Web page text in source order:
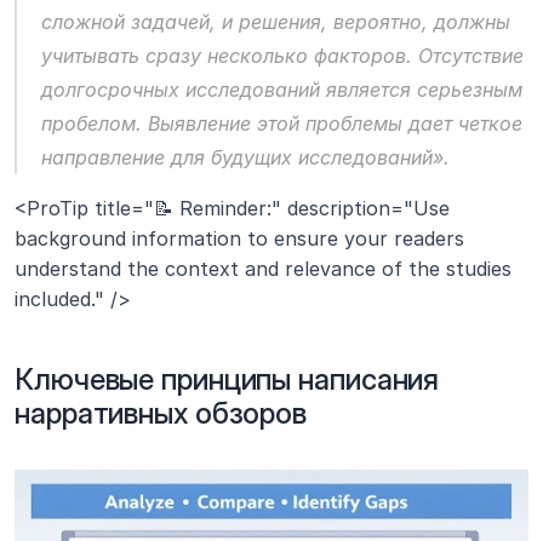
сложной задачей, и решения, вероятно, должны
учитывать сразу несколько факторов. Отсутствие
долгосрочных исследований является серьезным
пробелом. Выявление этой проблемы дает четкое
направление для будущих исследований».
<ProTip title="📝 Reminder:" description="Use
background information to ensure your readers
understand the context and relevance of the studies
included." />
Ключевые принципы написания
нарративных обзоров